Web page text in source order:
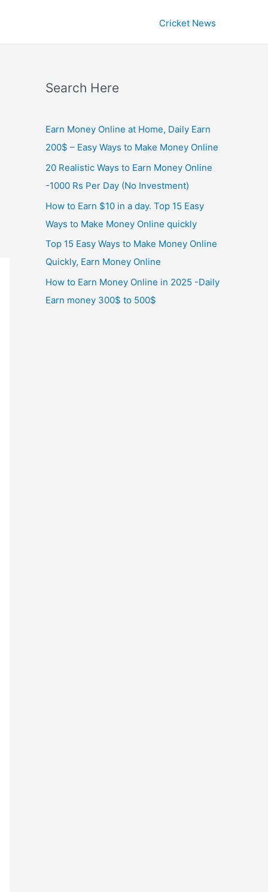
Cricket News
Search Here
Earn Money Online at Home, Daily Earn
200$ – Easy Ways to Make Money Online
20 Realistic Ways to Earn Money Online
-1000 Rs Per Day (No Investment)
How to Earn $10 in a day. Top 15 Easy
Ways to Make Money Online quickly
Top 15 Easy Ways to Make Money Online
Quickly, Earn Money Online
How to Earn Money Online in 2025 -Daily
Earn money 300$ to 500$